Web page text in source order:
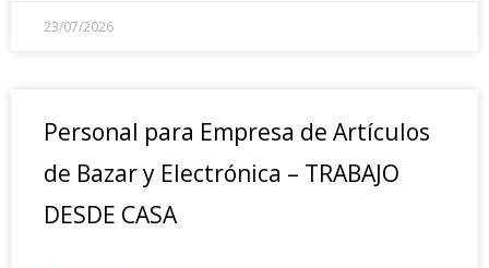
23/07/2026
Personal para Empresa de Artículos
de Bazar y Electrónica – TRABAJO
DESDE CASA